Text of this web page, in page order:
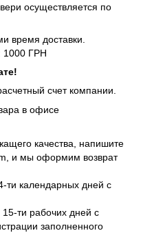
осуществляется по
время доставки.
ГРН
счет компании.
в офисе
качества, напишите
и мы оформим возврат
ти календарных дней с
ти рабочих дней с
заполненного